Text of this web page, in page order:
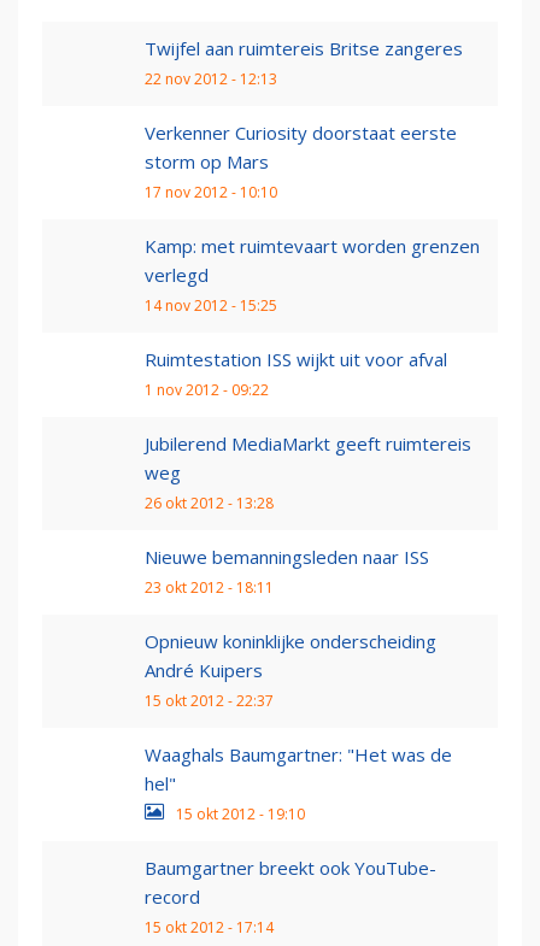
Twijfel aan ruimtereis Britse zangeres
22 nov 2012 - 12:13
Verkenner Curiosity doorstaat eerste
storm op Mars
17 nov 2012 - 10:10
Kamp: met ruimtevaart worden grenzen
verlegd
14 nov 2012 - 15:25
Ruimtestation ISS wijkt uit voor afval
1 nov 2012 - 09:22
Jubilerend MediaMarkt geeft ruimtereis
weg
26 okt 2012 - 13:28
Nieuwe bemanningsleden naar ISS
23 okt 2012 - 18:11
Opnieuw koninklijke onderscheiding
André Kuipers
15 okt 2012 - 22:37
Waaghals Baumgartner: "Het was de
hel"
15 okt 2012 - 19:10
Baumgartner breekt ook YouTube-
record
15 okt 2012 - 17:14